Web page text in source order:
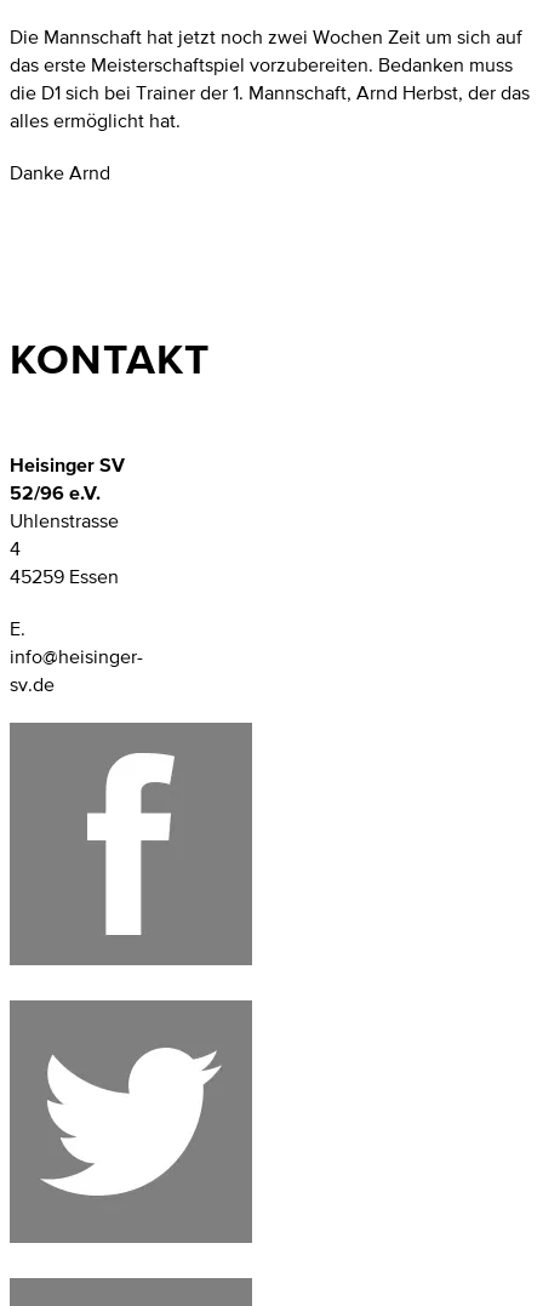
Die Mannschaft hat jetzt noch zwei Wochen Zeit um sich auf
das erste Meisterschaftspiel vorzubereiten. Bedanken muss
die D1 sich bei Trainer der 1. Mannschaft, Arnd Herbst, der das
alles ermöglicht hat.
Danke Arnd
KONTAKT
Heisinger SV
52/96 e.V.
Uhlenstrasse
4
45259 Essen
E.
info@heisinger-
sv.de